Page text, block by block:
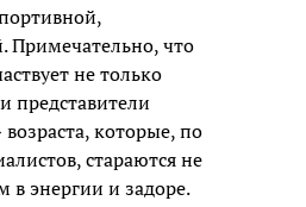
Примечательно, что
не только
представители
возраста, которые, по
стараются не
в энергии и задоре.